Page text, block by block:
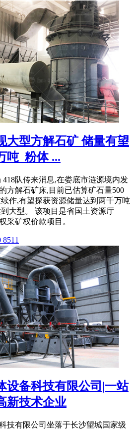
大型方解石矿 储量有望
吨_粉体 ...
队传来消息,在娄底市涟源境内发
方解石矿床,目前已估算矿石量500
作,有望探获资源储量达到两千万吨
大型。 该项目是省国土资源厅
采矿权价款项目。
设备科技有限公司|一站
新技术企业
技有限公司坐落于长沙望城国家级